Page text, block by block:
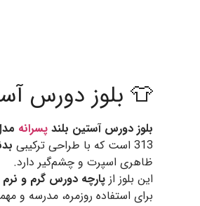
👕 بلوز دورس
بلوز دورس آستین بلند پسرانه
313 است که با طراحی ترکیبی
ظاهری اسپرت و چشم‌گیر دارد.
این بلوز از پارچه دورس گرم و نرم
برای استفاده روزمره، مدرسه و